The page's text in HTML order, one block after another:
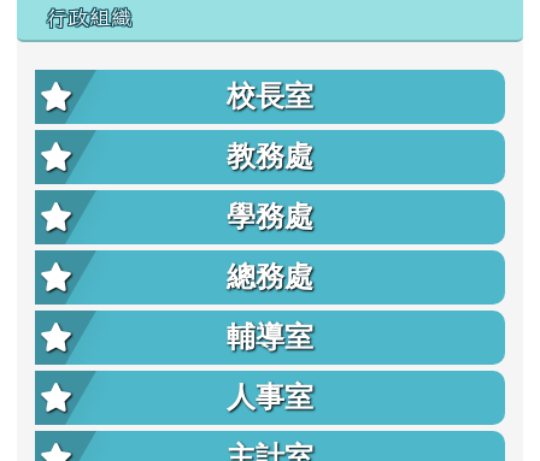
行政組織
校長室
教務處
學務處
總務處
輔導室
人事室